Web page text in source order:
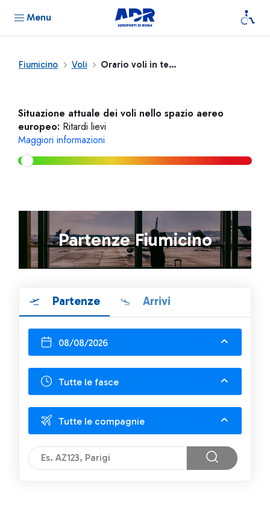
Menu
Fiumicino Voli Orario voli in tempo reale
Situazione attuale dei voli nello spazio aereo
europeo: Ritardi lievi
Maggiori informazioni
Partenze Fiumicino
Partenze Arrivi
08/08/2026
Tutte le fasce
Tutte le compagnie